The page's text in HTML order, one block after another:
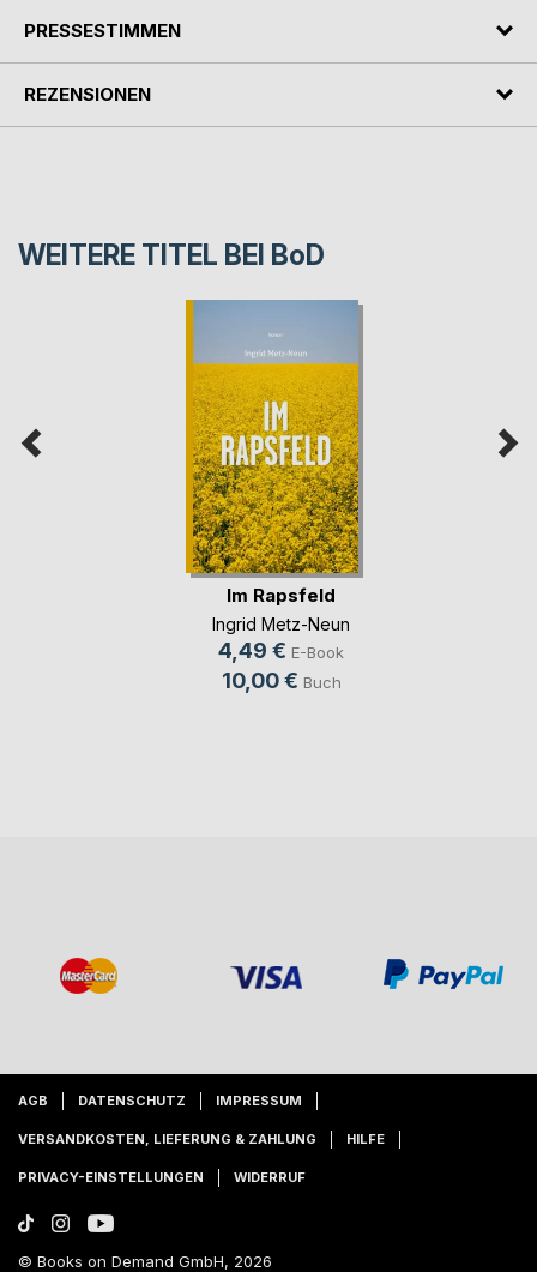
PRESSESTIMMEN
REZENSIONEN
WEITERE TITEL BEI BoD
Im Rapsfeld
Ingrid Metz-Neun
4,49 € E-Book
10,00 € Buch
AGB DATENSCHUTZ IMPRESSUM
VERSANDKOSTEN, LIEFERUNG & ZAHLUNG HILFE
PRIVACY-EINSTELLUNGEN WIDERRUF
© Books on Demand GmbH, 2026